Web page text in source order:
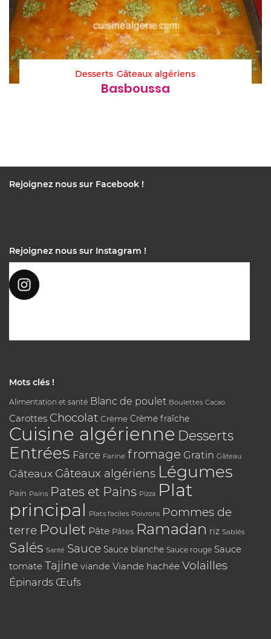
Desserts Gâteaux algériens
Basboussa
Rejoignez nous sur Facebook !
Rejoignez nous sur Instagram !
Mots clés !
Alimentation et santé Blanc de poulet Boulettes Cacao
Carottes Chocolat Crème Crème fraîche
Cuisine algérienne Desserts
Entrées Farce Farine fromage Gratin Gâteau
Gâteaux Gâteaux algériens Légumes
Pain Pains Pates et Pains Pizza Plat
principal Plats faciles Poivrons Pommes de
terre Poulet Pâte Pâtes Ramadan riz Sablés
Salés Santé Sauce Sauce blanche Sauce rouge Sauce
tomate Tajine viande Viande hachée Volailles
Épinards Œufs